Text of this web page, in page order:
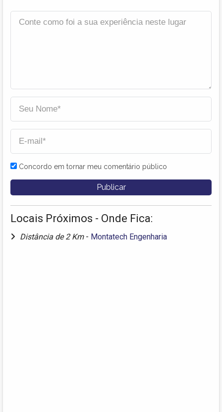
Concordo em tornar meu comentário público
Locais Próximos - Onde Fica:
Distância de 2 Km - Montatech Engenharia